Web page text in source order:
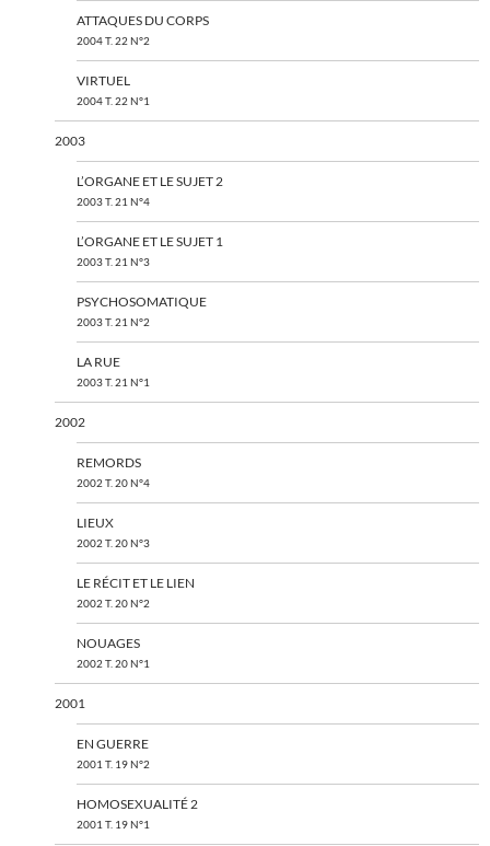
ATTAQUES DU CORPS
2004 T. 22 N°2
VIRTUEL
2004 T. 22 N°1
2003
L’ORGANE ET LE SUJET 2
2003 T. 21 N°4
L’ORGANE ET LE SUJET 1
2003 T. 21 N°3
PSYCHOSOMATIQUE
2003 T. 21 N°2
LA RUE
2003 T. 21 N°1
2002
REMORDS
2002 T. 20 N°4
LIEUX
2002 T. 20 N°3
LE RÉCIT ET LE LIEN
2002 T. 20 N°2
NOUAGES
2002 T. 20 N°1
2001
EN GUERRE
2001 T. 19 N°2
HOMOSEXUALITÉ 2
2001 T. 19 N°1